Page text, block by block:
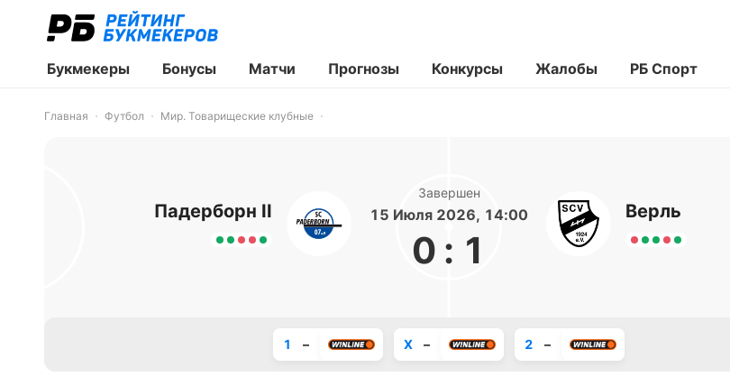
Букмекеры Бонусы Матчи Прогнозы Конкурсы Жалобы РБ Спорт
Главная Футбол Мир. Товарищеские клубные
Падерборн II
Завершен
15 Июля 2026, 14:00
0 : 1
Верль
1 – X – 2 –